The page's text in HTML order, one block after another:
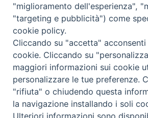
Consiglio scientifico
Coordinamento nazionale
COPYRIGHT Scienza & Vita - C.F
diritti -Privacy-
"miglioramento dell'esperienza",
"targeting e pubblicità") come
cookie policy.
Cliccando su "accetta"
cookie. Cliccando su
maggiori informazioni sui cookie
personalizzare le tue preferenze.
"rifiuta" o chiudendo questa
la navigazione installando i soli